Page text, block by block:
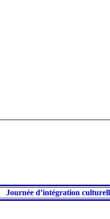
Journée d’intégration